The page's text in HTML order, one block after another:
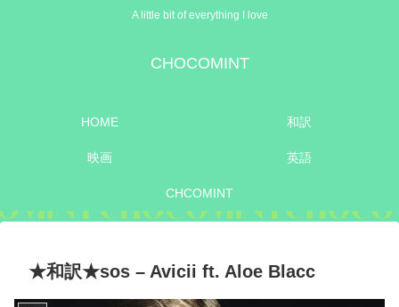
A little bit of everything I love
CHOCOMINT
HOME 和訳
映画 英語
CHCOMINT
★和訳★sos – Avicii ft. Aloe Blacc